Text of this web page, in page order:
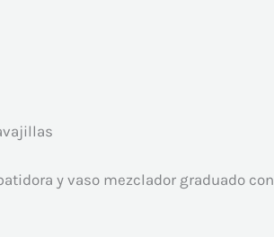
y vaso mezclador graduado